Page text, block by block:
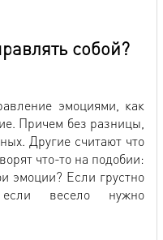
собой?
эмоциями, как
Причем без разницы,
Другие считают что
что-то на подобии:
эмоции? Если грустно
весело нужно